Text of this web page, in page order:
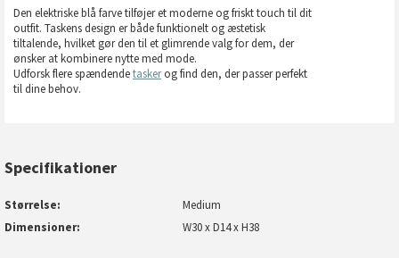
Den elektriske blå farve tilføjer et moderne og friskt touch til dit
outfit. Taskens design er både funktionelt og æstetisk
tiltalende, hvilket gør den til et glimrende valg for dem, der
ønsker at kombinere nytte med mode.
Udforsk flere spændendetaskerog find den, der passer perfekt
til dine behov.
Specifikationer
Størrelse
Medium
Dimensioner
W30 x D14 x H38